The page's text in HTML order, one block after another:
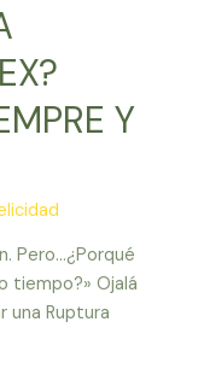
Y
Pero…¿Porqué
tiempo?» Ojalá
una Ruptura